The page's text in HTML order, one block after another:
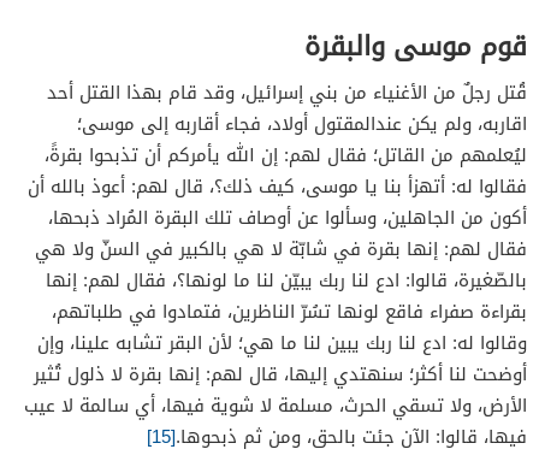
قوم موسى والبقرة
قُتل رجلٌ من الأغنياء من بني إسرائيل، وقد قام بهذا القتل أحد
اقاربه، ولم يكن عندالمقتول أولاد، فجاء أقاربه إلى موسى؛
ليُعلمهم من القاتل؛ فقال لهم: إن الله يأمركم أن تذبحوا بقرةً،
فقالوا له: أتهزأ بنا يا موسى، كيف ذلك؟، قال لهم: أعوذ بالله أن
أكون من الجاهلين، وسألوا عن أوصاف تلك البقرة المُراد ذبحها،
فقال لهم: إنها بقرة في شابّة لا هي بالكبير في السنّ ولا هي
بالصّغيرة، قالوا: ادع لنا ربك يبيّن لنا ما لونها؟، فقال لهم: إنها
بقراءة صفراء فاقع لونها تسُرّ الناظرين، فتمادوا في طلباتهم،
وقالوا له: ادع لنا ربك يبين لنا ما هي؛ لأن البقر تشابه علينا، وإن
أوضحت لنا أكثر؛ سنهتدي إليها، قال لهم: إنها بقرة لا ذلول تُثير
الأرض، ولا تسقي الحرث، مسلمة لا شوية فيها، أي سالمة لا عيب
فيها، قالوا: الآن جئت بالحق، ومن ثم ذبحوها.[15]